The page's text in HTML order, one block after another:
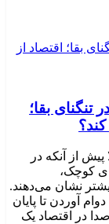
بقا؛
از آنکه در
کوچک،
نشان می‌دهند.
آوردن تا پایان
در اقتصاد یک